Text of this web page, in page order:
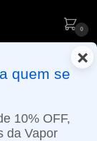
0
A SEX): PEDIDOS
×
quem se
10% OFF,
da Vapor